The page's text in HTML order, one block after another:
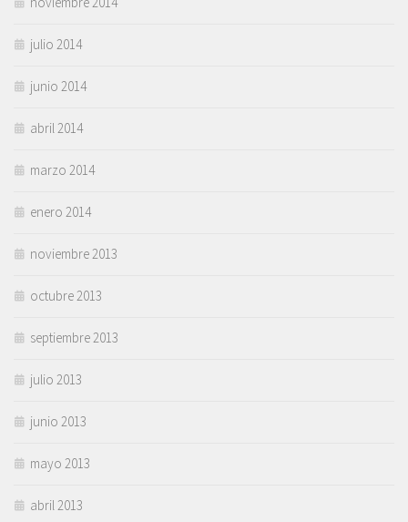
julio 2014
junio 2014
abril 2014
marzo 2014
enero 2014
noviembre 2013
octubre 2013
septiembre 2013
julio 2013
junio 2013
mayo 2013
abril 2013